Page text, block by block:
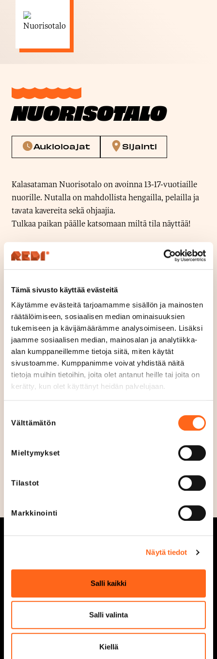
Tämä sivusto käyttää evästeitä
Käytämme evästeitä tarjoamamme sisällön ja mainosten
räätälöimiseen, sosiaalisen median ominaisuuksien
tukemiseen ja kävijämäärämme analysoimiseen. Lisäksi
jaamme sosiaalisen median, mainosalan ja analytiikka-
alan kumppaneillemme tietoja siitä, miten käytät
sivustoamme. Kumppanimme voivat yhdistää näitä
tietoja muihin tietoihin, joita olet antanut heille tai joita on
kerätty, kun olet käyttänyt heidän palvelujaan.
valinta
Välttämätön
Mieltymykset
Tilastot
Markkinointi
Näytä tiedot
Salli kaikki
Salli valinta
Kiellä
NUORISOTALO
Aukioloajat Sijainti
Kalasataman Nuorisotalo on avoinna 13-17-vuotiaille
nuorille. Nutalla on mahdollista hengailla, pelailla ja
tavata kavereita sekä ohjaajia.
Tulkaa paikan päälle katsomaan miltä tila näyttää!
Kalasataman nuorisotalo on kiinni 6.7.- 9.8.
Sijainti
Kerros 3
Avoinna tänään
S
u
l
j
e
u
Suljettu
Aukioloajat
Ma - SuSuljettu
Verkkosivut
+358 505274193
Liikkeet ja palvelut
palvelut
Ajankohtaista
Tapahtumat